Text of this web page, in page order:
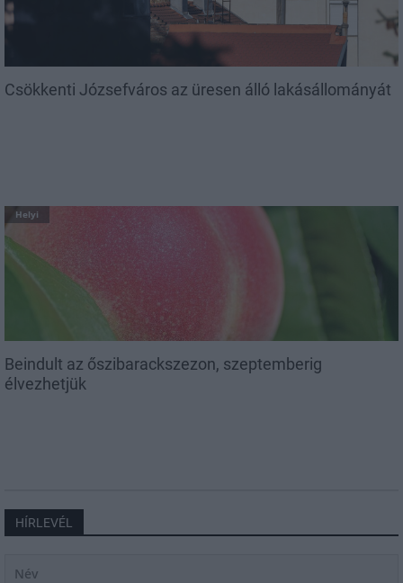
Csökkenti Józsefváros az üresen álló lakásállományát
Helyi
Beindult az őszibarackszezon, szeptemberig
élvezhetjük
HÍRLEVÉL
Név